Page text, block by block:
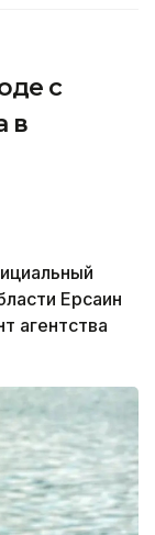
с
в
Ерсаин
агентства